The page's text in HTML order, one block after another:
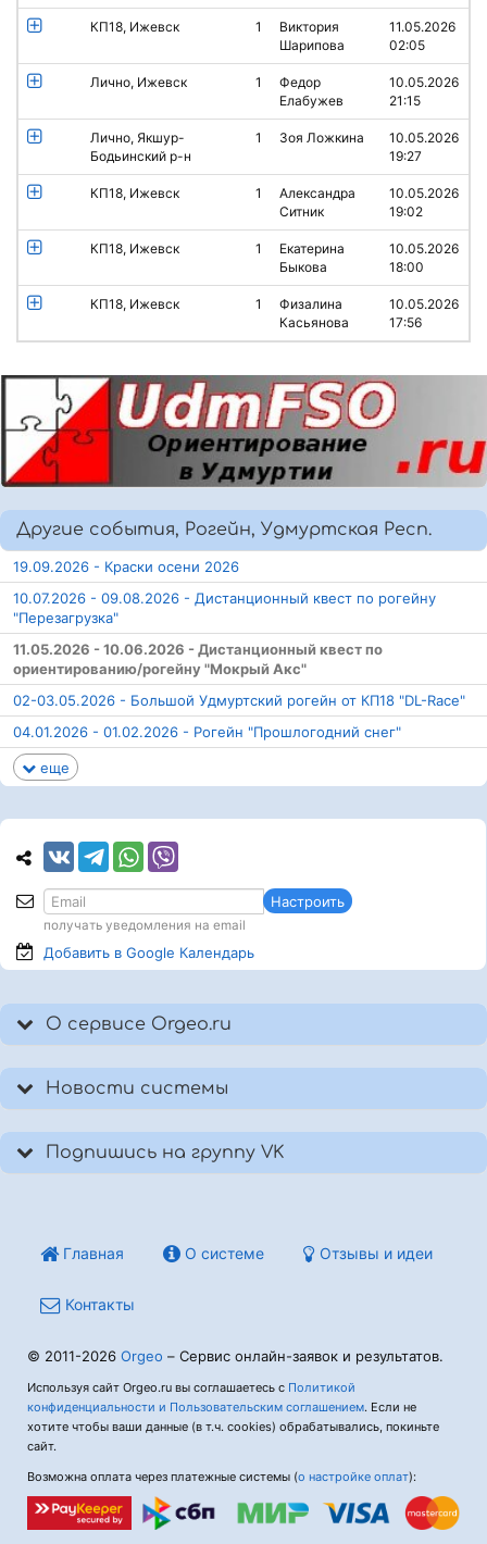
КП18, Ижевск 1
Виктория
Шарипова
11.05.2026
02:05
Лично, Ижевск 1
Федор
Елабужев
10.05.2026
21:15
Лично, Якшур-
Бодьинский р-н
1 Зоя Ложкина
10.05.2026
19:27
КП18, Ижевск 1
Александра
Ситник
10.05.2026
19:02
КП18, Ижевск 1
Екатерина
Быкова
10.05.2026
18:00
КП18, Ижевск 1
Физалина
Касьянова
10.05.2026
17:56
Другие события, Рогейн, Удмуртская Респ.
19.09.2026 - Краски осени 2026
10.07.2026 - 09.08.2026 - Дистанционный квест по рогейну
"Перезагрузка"
11.05.2026 - 10.06.2026 - Дистанционный квест по
ориентированию/рогейну "Мокрый Акс"
02-03.05.2026 - Большой Удмуртский рогейн от КП18 "DL-Race"
04.01.2026 - 01.02.2026 - Рогейн "Прошлогодний снег"
еще
Настроить
получать уведомления на email
Добавить в Google Календарь
О сервисе Orgeo.ru
Новости системы
Подпишись на группу VK
Главная О системе Отзывы и идеи
Контакты
© 2011-2026 Orgeo – Сервис онлайн-заявок и результатов.
Используя сайт Orgeo.ru вы соглашаетесь с Политикой
конфиденциальности и Пользовательским соглашением. Если не
хотите чтобы ваши данные (в т.ч. cookies) обрабатывались, покиньте
сайт.
Возможна оплата через платежные системы (о настройке оплат):